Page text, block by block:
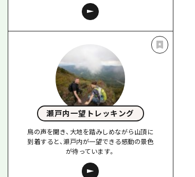
瀬戸内一望トレッキング
鳥の声を聞き、大地を踏みしめながら山頂に
到着すると、瀬戸内が一望できる感動の景色
が待っています。